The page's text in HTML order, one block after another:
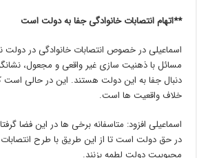
**اتهام انتصابات خانوادگی جفا به دولت است
اسماعیلی در خصوص انتصابات خانوادگی در دولت
مسائل با ذهنیت سازی غیر واقعی و مجعول،
دنبال جفا به این دولت هستند. این در حالی
خلاف واقعیت ها است.
اسماعیلی افزود: متاسفانه برخی ها در این فضا
در حق دولت است تا از این طریق با طرح انتصابات
محبوبیت دولت لطمه بزنند.